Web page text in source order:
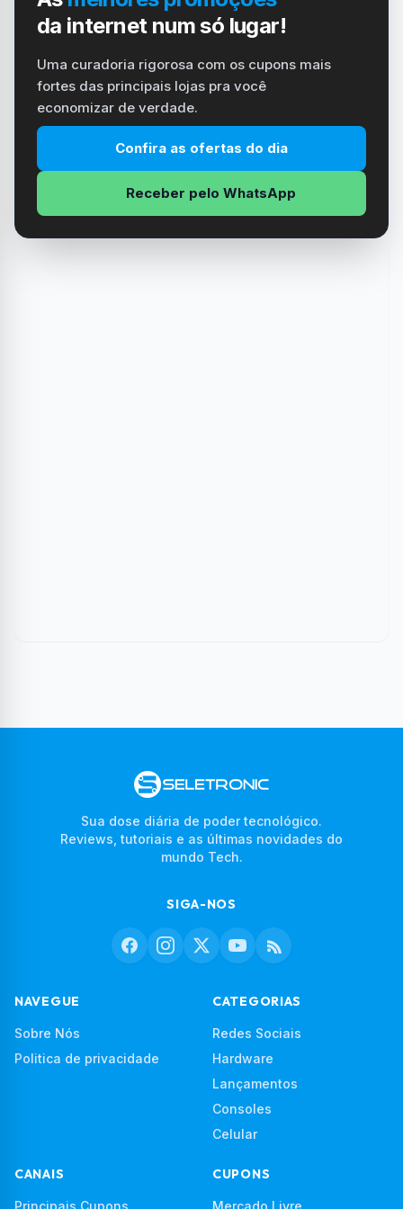
da internet num só lugar!
Uma curadoria rigorosa com os cupons mais
fortes das principais lojas pra você
economizar de verdade.
Confira as ofertas do dia
Receber pelo WhatsApp
Sua dose diária de poder tecnológico.
Reviews, tutoriais e as últimas novidades do
mundo Tech.
SIGA-NOS
NAVEGUE
Sobre Nós
Politica de privacidade
CATEGORIAS
Redes Sociais
Hardware
Lançamentos
Consoles
Celular
CANAIS
Principais Cupons
CUPONS
Mercado Livre